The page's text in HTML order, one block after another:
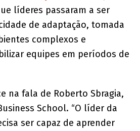
líderes passaram a ser
de adaptação, tomada
complexos e
equipes em períodos de
na fala de Roberto Sbragia,
School. “O líder da
ser capaz de aprender